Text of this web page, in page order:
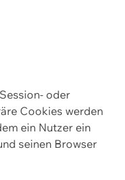
oder
Cookies werden
ein Nutzer ein
seinen Browser